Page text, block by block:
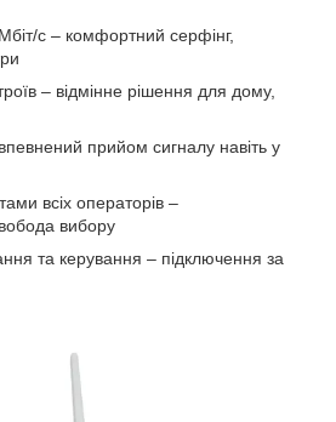
с – комфортний серфінг,
– відмінне рішення для дому,
прийом сигналу навіть у
всіх операторів –
вибору
та керування – підключення за